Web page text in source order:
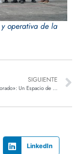
operativa de la
SIGUIENTE
“Encuentro Dorado»: Un Espacio de Celebración para los Adultos Mayores
LinkedIn